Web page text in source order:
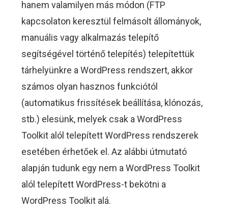
hanem valamilyen más módon (FTP
kapcsolaton keresztül felmásolt állományok,
manuális vagy alkalmazás telepítő
segítségével történő telepítés) telepítettük
tárhelyünkre a WordPress rendszert, akkor
számos olyan hasznos funkciótól
(automatikus frissítések beállítása, klónozás,
stb.) elesünk, melyek csak a WordPress
Toolkit alól telepített WordPress rendszerek
esetében érhetőek el. Az alábbi útmutató
alapján tudunk egy nem a WordPress Toolkit
alól telepített WordPress-t bekötni a
WordPress Toolkit alá.